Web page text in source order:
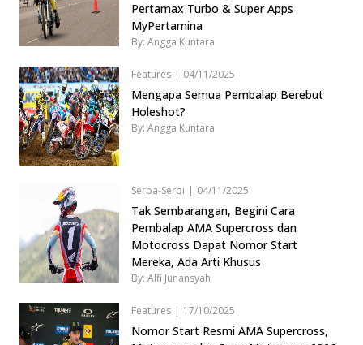
Pertamax Turbo & Super Apps
MyPertamina
By: Angga Kuntara
Features | 04/11/2025
Mengapa Semua Pembalap Berebut
Holeshot?
By: Angga Kuntara
Serba-Serbi | 04/11/2025
Tak Sembarangan, Begini Cara
Pembalap AMA Supercross dan
Motocross Dapat Nomor Start
Mereka, Ada Arti Khusus
By: Alfi Junansyah
Features | 17/10/2025
Nomor Start Resmi AMA Supercross,